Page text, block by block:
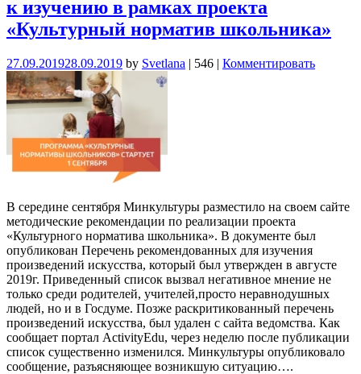
к изучению в рамках проекта
«Культурный норматив школьника»
27.09.201928.09.2019 by Svetlana | 546 | Комментировать
В середине сентября Минкультуры разместило на своем сайте
методические рекомендации по реализации проекта
«Культурного норматива школьника». В документе был
опубликован Перечень рекомендованных для изучения
произведений искусства, который был утвержден в августе
2019г. Приведенный список вызвал негативное мнение не
только среди родителей, учителей,просто неравнодушных
людей, но и в Госдуме. Позже раскритикованный перечень
произведений искусства, был удален с сайта ведомства. Как
сообщает портал ActivityEdu, через неделю после публикации
список существенно изменился. Минкультуры опубликовало
сообщение, разъясняющее возникшую ситуацию….